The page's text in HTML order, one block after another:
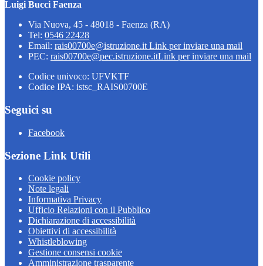
Luigi Bucci Faenza
Via Nuova, 45 - 48018 - Faenza (RA)
Tel: 0546 22428
Email: rais00700e@istruzione.itLink per inviare una mail
PEC: rais00700e@pec.istruzione.itLink per inviare una mail
Codice univoco: UFVKTF
Codice IPA: istsc_RAIS00700E
Seguici su
Facebook
Sezione Link Utili
Cookie policy
Note legali
Informativa Privacy
Ufficio Relazioni con il Pubblico
Dichiarazione di accessibilità
Obiettivi di accessibilità
Whistleblowing
Gestione consensi cookie
Amministrazione trasparente